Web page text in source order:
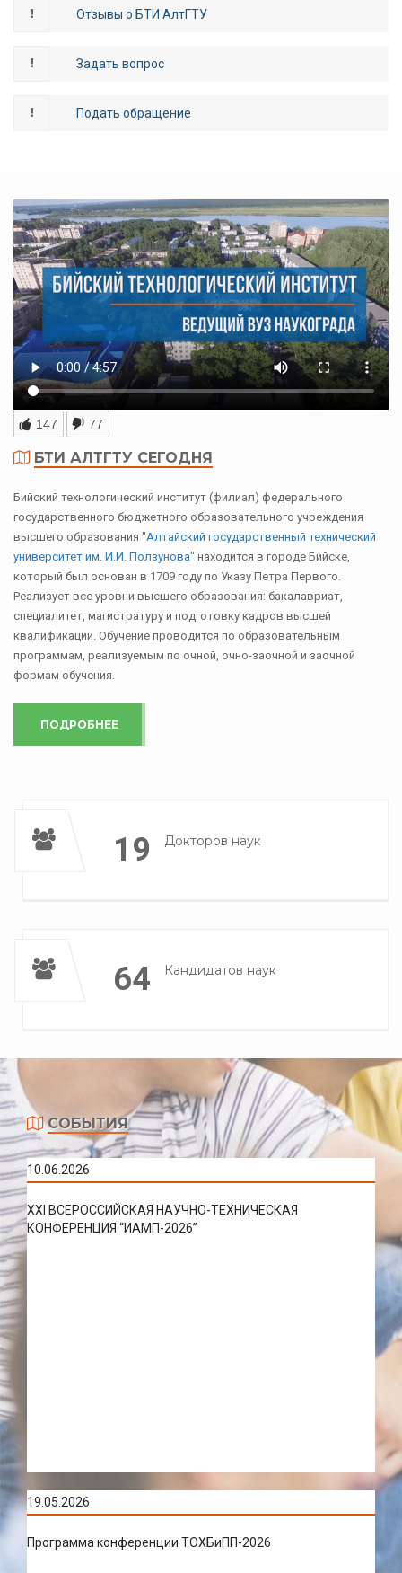
Отзывы о БТИ АлтГТУ
Задать вопрос
Подать обращение
147 77
БТИ АЛТГТУ СЕГОДНЯ
Бийский технологический институт (филиал) федерального
государственного бюджетного образовательного учреждения
высшего образования "Алтайский государственный технический
университет им. И.И. Ползунова" находится в городе Бийске,
который был основан в 1709 году по Указу Петра Первого.
Реализует все уровни высшего образования: бакалавриат,
специалитет, магистратуру и подготовку кадров высшей
квалификации. Обучение проводится по образовательным
программам, реализуемым по очной, очно-заочной и заочной
формам обучения.
ПОДРОБНЕЕ
19 Докторов наук
64 Кандидатов наук
СОБЫТИЯ
10.06.2026
XXI ВСЕРОССИЙСКАЯ НАУЧНО-ТЕХНИЧЕСКАЯ
КОНФЕРЕНЦИЯ “ИАМП-2026”
19.05.2026
Программа конференции ТОХБиПП-2026